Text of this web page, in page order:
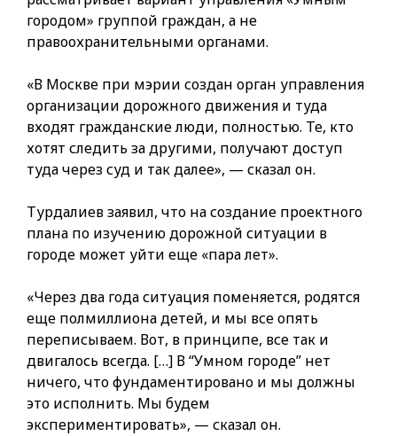
городом» группой граждан, а не
правоохранительными органами.
«В Москве при мэрии создан орган управления
организации дорожного движения и туда
входят гражданские люди, полностью. Те, кто
хотят следить за другими, получают доступ
туда через суд и так далее», — сказал он.
Турдалиев заявил, что на создание проектного
плана по изучению дорожной ситуации в
городе может уйти еще «пара лет».
«Через два года ситуация поменяется, родятся
еще полмиллиона детей, и мы все опять
переписываем. Вот, в принципе, все так и
двигалось всегда. […] В “Умном городе” нет
ничего, что фундаментировано и мы должны
это исполнить. Мы будем
экспериментировать», — сказал он.